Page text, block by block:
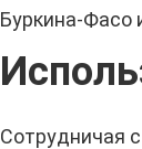
Буркина-Фасо
Сотрудничая